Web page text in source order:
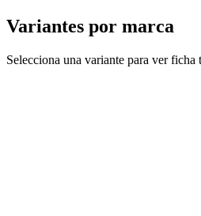
Variantes por marca
Selecciona una variante para ver